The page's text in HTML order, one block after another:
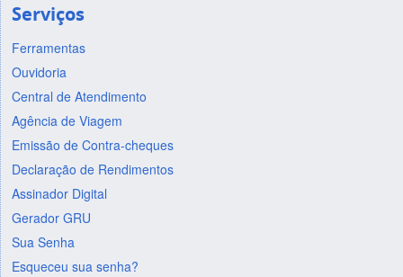
Serviços
Ferramentas
Ouvidoria
Central de Atendimento
Agência de Viagem
Emissão de Contra-cheques
Declaração de Rendimentos
Assinador Digital
Gerador GRU
Sua Senha
Esqueceu sua senha?